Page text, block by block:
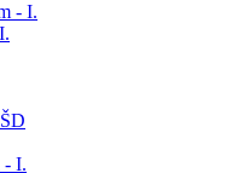
- I.
- I.